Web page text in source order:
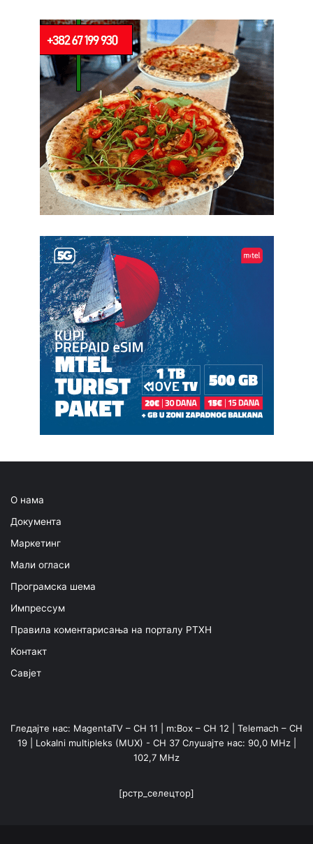
О нама
Документа
Маркетинг
Мали огласи
Програмска шема
Импрессум
Правила коментарисања на порталу РТХН
Контакт
Савјет
Гледајте нас: MagentaTV – CH 11 | m:Box – CH 12 | Telemach – CH
19 | Lokalni multipleks (MUX) - CH 37 Слушајте нас: 90,0 MHz |
102,7 MHz
[рстр_селецтор]